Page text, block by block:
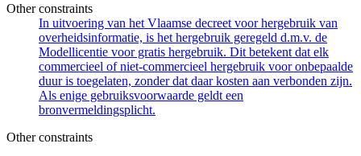
Other constraints
In uitvoering van het Vlaamse decreet voor hergebruik van
overheidsinformatie, is het hergebruik geregeld d.m.v. de
Modellicentie voor gratis hergebruik. Dit betekent dat elk
commercieel of niet-commercieel hergebruik voor onbepaalde
duur is toegelaten, zonder dat daar kosten aan verbonden zijn.
Als enige gebruiksvoorwaarde geldt een
bronvermeldingsplicht.
Other constraints